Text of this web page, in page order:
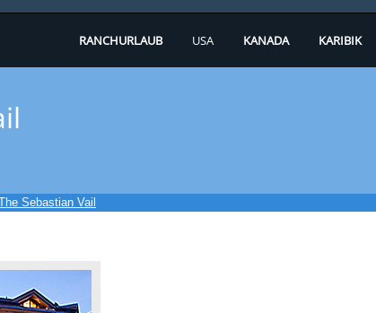
RANCHURLAUB USA KANADA KARIBIK
Sebastian Vail